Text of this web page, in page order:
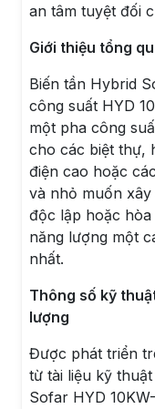
an tâm tuyệt đối
Giới thiệu tổng
Biến tần Hybrid
công suất HYD
một pha công
cho các biệt thự,
điện cao hoặc
và nhỏ muốn
độc lập hoặc
năng lượng một
nhất.
Thông số kỹ
lượng
Được phát triển
từ tài liệu kỹ
Sofar HYD